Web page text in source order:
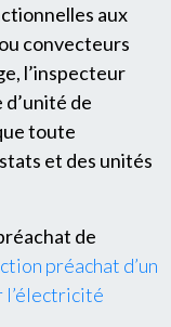
aux
convecteurs
l’inspecteur
de
toute
et des unités
de
préachat d’un
l’électricité